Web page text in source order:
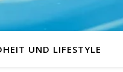
UND LIFESTYLE